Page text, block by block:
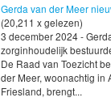
Gerda van der Meer
(20,211 x gelezen)
3 december 2024 -
zorginhoudelijk
De Raad van Toezicht
der Meer, woonachtig in
Friesland, brengt...